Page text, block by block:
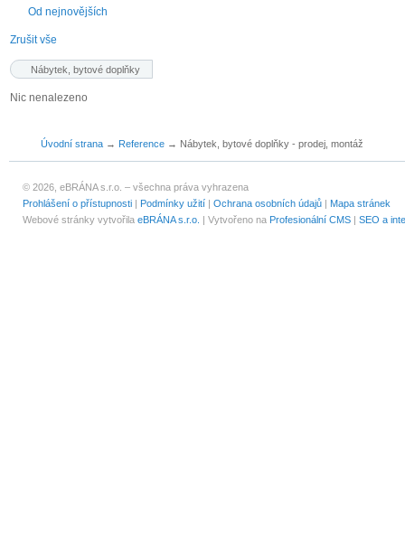
Od nejnovějších
Zrušit vše
Nábytek, bytové doplňky
Nic nenalezeno
Úvodní strana → Reference → Nábytek, bytové doplňky - prodej, montáž
© 2026, eBRÁNA s.r.o. – všechna práva vyhrazena
Prohlášení o přístupnosti | Podmínky užití | Ochrana osobních údajů | Mapa stránek
Webové stránky vytvořila eBRÁNA s.r.o. | Vytvořeno na Profesionální CMS | SEO a